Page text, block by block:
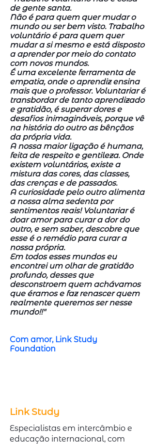
de gente santa.
Não é para quem quer mudar o
mundo ou ser bem visto. Trabalho
voluntário é para quem quer
mudar a si mesmo e está disposto
a aprender por meio do contato
com novos mundos.
É uma excelente ferramenta de
empatia, onde o aprendiz ensina
mais que o professor. Voluntariar é
transbordar de tanto aprendizado
e gratidão, é superar dores e
desafios inimagináveis, porque vê
na história do outro as bênçãos
da própria vida.
A nossa maior ligação é humana,
feita de respeito e gentileza. Onde
existem voluntários, existe a
mistura das cores, das classes,
das crenças e de passados.
A curiosidade pelo outro alimenta
a nossa alma sedenta por
sentimentos reais! Voluntariar é
doar amor para curar a dor do
outro, e sem saber, descobre que
esse é o remédio para curar a
nossa própria.
Em todos esses mundos eu
encontrei um olhar de gratidão
profundo, desses que
desconstroem quem achávamos
que éramos e faz renascer quem
realmente queremos ser nesse
mundo!!"
Com amor, Link Study
Foundation
Link Study
Especialistas em intercâmbio e
educação internacional, com